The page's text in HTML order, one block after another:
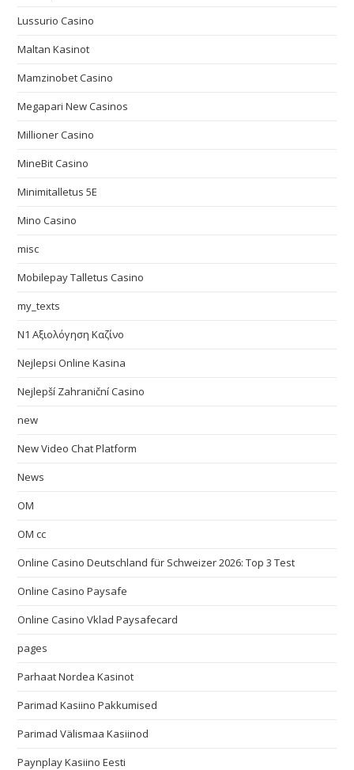
Lussurio Casino
Maltan Kasinot
Mamzinobet Casino
Megapari New Casinos
Millioner Casino
MineBit Casino
Minimitalletus 5E
Mino Casino
misc
Mobilepay Talletus Casino
my_texts
N1 Αξιολόγηση Καζίνο
Nejlepsi Online Kasina
Nejlepší Zahraniční Casino
new
New Video Chat Platform
News
OM
OM cc
Online Casino Deutschland für Schweizer 2026: Top 3 Test
Online Casino Paysafe
Online Casino Vklad Paysafecard
pages
Parhaat Nordea Kasinot
Parimad Kasiino Pakkumised
Parimad Välismaa Kasiinod
Paynplay Kasiino Eesti